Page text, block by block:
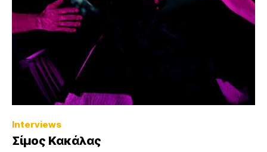
Interviews
Σίμος Κακάλας